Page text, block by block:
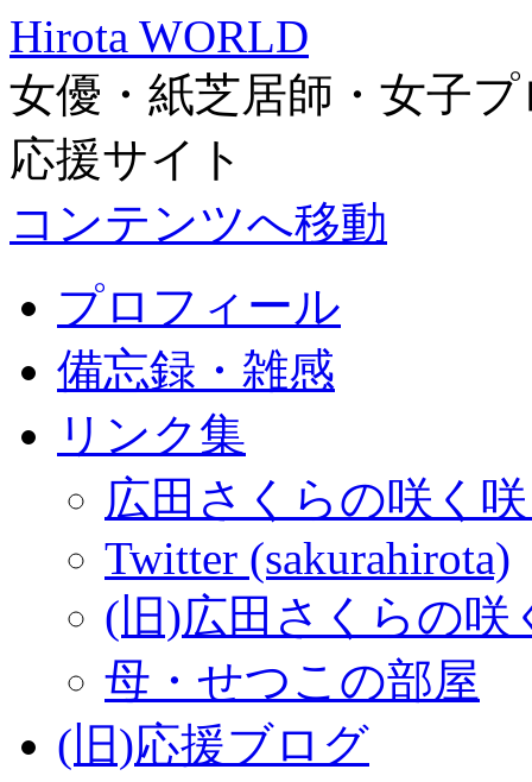
Hirota WORLD
女優・紙芝居師・女子
応援サイト
コンテンツへ移動
プロフィール
備忘録・雑感
リンク集
広田さくらの咲く
Twitter (sakurahirota)
(旧)広田さくらの咲
母・せつこの部屋
(旧)応援ブログ